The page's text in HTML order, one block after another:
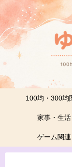
100均・300均
家事・生活
ゲーム関連